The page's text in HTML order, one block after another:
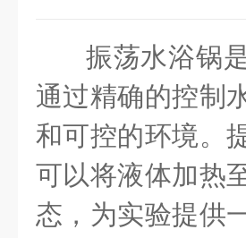
振荡水浴锅
通过精确的控制
和可控的环境。
可以将液体加热
态，为实验提供